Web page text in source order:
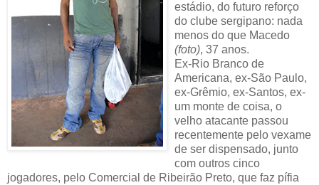
estádio, do futuro reforço
do clube sergipano: nada
menos do que Macedo
(foto), 37 anos.
Ex-Rio Branco de
Americana, ex-São Paulo,
ex-Grêmio, ex-Santos, ex-
um monte de coisa, o
velho atacante passou
recentemente pelo vexame
de ser dispensado, junto
com outros cinco
jogadores, pelo Comercial de Ribeirão Preto, que faz pífia